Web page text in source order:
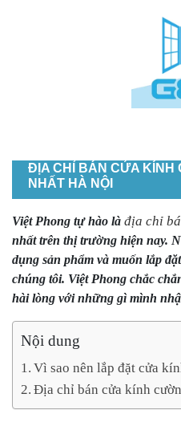
ĐỊA CHỈ BÁN CỬA KÍNH
NHẤT HÀ NỘI
Việt Phong tự hào là địa chỉ
nhất trên thị trường hiện nay.
dụng sản phẩm và muốn lắp
chúng tôi. Việt Phong chắc
hài lòng với những gì mình
Nội dung
Vì sao nên lắp đặt cửa
Địa chỉ bán cửa kính